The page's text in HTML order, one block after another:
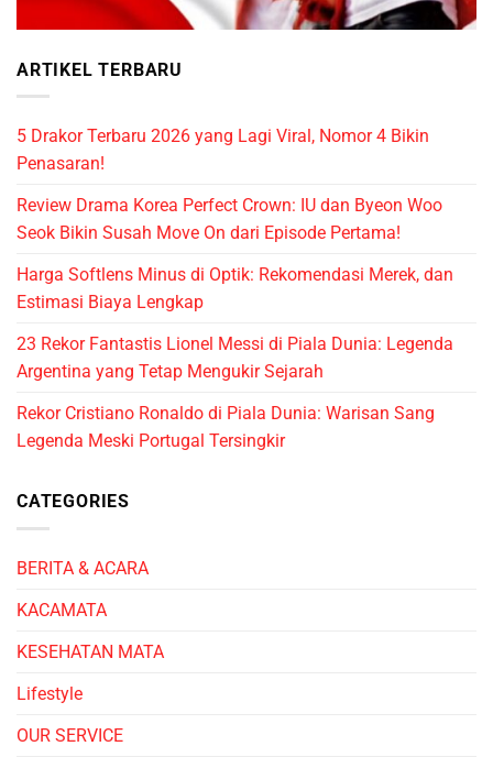
ARTIKEL TERBARU
5 Drakor Terbaru 2026 yang Lagi Viral, Nomor 4 Bikin
Penasaran!
Review Drama Korea Perfect Crown: IU dan Byeon Woo
Seok Bikin Susah Move On dari Episode Pertama!
Harga Softlens Minus di Optik: Rekomendasi Merek, dan
Estimasi Biaya Lengkap
23 Rekor Fantastis Lionel Messi di Piala Dunia: Legenda
Argentina yang Tetap Mengukir Sejarah
Rekor Cristiano Ronaldo di Piala Dunia: Warisan Sang
Legenda Meski Portugal Tersingkir
CATEGORIES
BERITA & ACARA
KACAMATA
KESEHATAN MATA
Lifestyle
OUR SERVICE